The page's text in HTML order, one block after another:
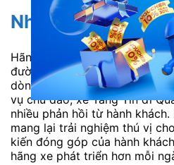
Nhà xe Tăng Tín đi
Hãng xe Tăng Tín đã hoạt
đường Đồng Nai – Sài Gòn –
dòng xe giường nằm 44 chỗ
vụ chu đáo, xe Tăng Tín đi
nhiều phản hồi từ hành
mang lại trải nghiệm thú vị
kiến đóng góp của hành
hãng xe phát triển hơn mỗi